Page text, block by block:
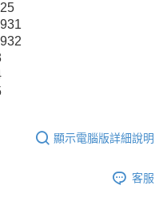
顯示電腦版詳細說明
客服